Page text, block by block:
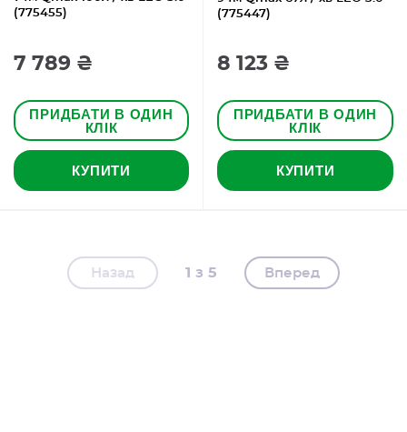
(775455)
7 789 ₴
ПРИДБАТИ В ОДИН
КЛІК
КУПИТИ
(775447)
8 123 ₴
ПРИДБАТИ В ОДИН
КЛІК
КУПИТИ
Назад 1 5 Вперед